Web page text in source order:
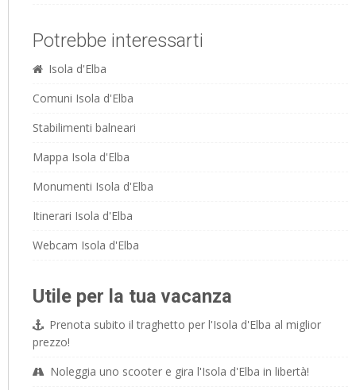
Potrebbe interessarti
Isola d'Elba
Comuni Isola d'Elba
Stabilimenti balneari
Mappa Isola d'Elba
Monumenti Isola d'Elba
Itinerari Isola d'Elba
Webcam Isola d'Elba
Utile per la tua vacanza
Prenota subito il traghetto per l'Isola d'Elba al miglior
prezzo!
Noleggia uno scooter e gira l'Isola d'Elba in libertà!